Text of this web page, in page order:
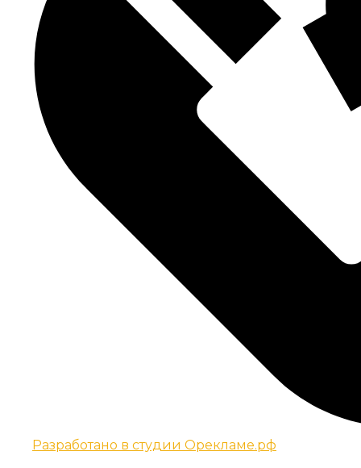
Разработано в студии Орекламе.рф